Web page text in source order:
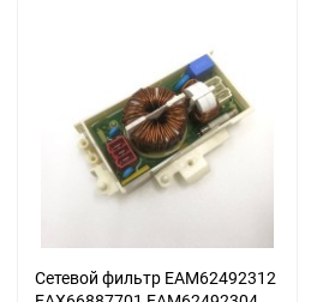
Сетевой фильтр EAM62492312